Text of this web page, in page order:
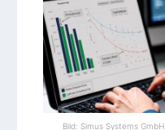
Bild: Simus Systems GmbH